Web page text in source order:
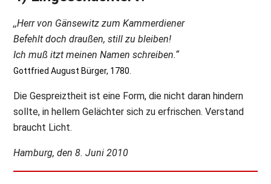
,,Herr von Gänsewitz zum Kammerdiener
Befehlt doch draußen, still zu bleiben!
Ich muß itzt meinen Namen schreiben.“
Gottfried August Bürger, 1780.
Die Gespreiztheit ist eine Form, die nicht daran hindern
sollte, in hellem Gelächter sich zu erfrischen. Verstand
braucht Licht.
Hamburg, den 8. Juni 2010